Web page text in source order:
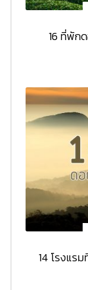
16 ที่พัก
14 โรงแร